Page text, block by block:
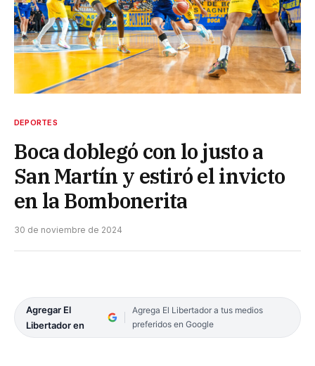
DEPORTES
Boca doblegó con lo justo a
San Martín y estiró el invicto
en la Bombonerita
30 de noviembre de 2024
Agregar El
Libertador en
Agrega El Libertador a tus medios
preferidos en Google